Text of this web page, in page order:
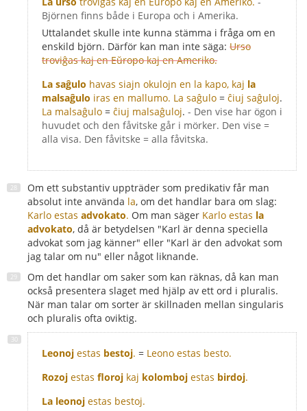
Björnen finns både i Europa och i Amerika.
Uttalandet skulle inte kunna stämma i fråga om en
enskild björn. Därför kan man inte säga: Urso
troviĝas kaj en Eŭropo kaj en Ameriko.
La saĝulo havas siajn okulojn en la kapo, kaj la
malsaĝulo iras en mallumo. La saĝulo = ĉiuj saĝuloj.
La malsaĝulo = ĉiuj malsaĝuloj. - Den vise har ögon i
huvudet och den fåvitske går i mörker. Den vise =
alla visa. Den fåvitske = alla fåvitska.
Om ett substantiv uppträder som predikativ får man
absolut inte använda la, om det handlar bara om slag:
Karlo estas advokato. Om man säger Karlo estas la
advokato, då är betydelsen "Karl är denna speciella
advokat som jag känner" eller "Karl är den advokat som
jag talar om nu" eller något liknande.
Om det handlar om saker som kan räknas, då kan man
också presentera slaget med hjälp av ett ord i pluralis.
När man talar om sorter är skillnaden mellan singularis
och pluralis ofta oviktig.
Leonoj estas bestoj. = Leono estas besto.
Rozoj estas floroj kaj kolomboj estas birdoj.
La leonoj estas bestoj.